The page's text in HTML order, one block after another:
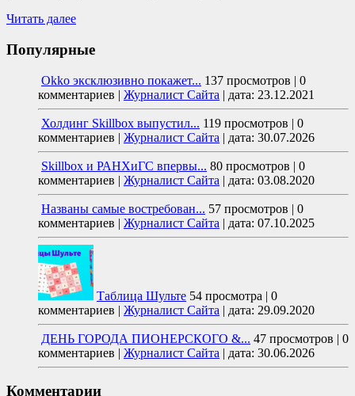
Читать далее
Популярные
Okko эксклюзивно покажет... 137 просмотров | 0
комментариев | Журналист Сайта | дата: 23.12.2021
Холдинг Skillbox выпустил... 119 просмотров | 0
комментариев | Журналист Сайта | дата: 30.07.2026
Skillbox и РАНХиГС впервы... 80 просмотров | 0
комментариев | Журналист Сайта | дата: 03.08.2020
Названы самые востребован... 57 просмотров | 0
комментариев | Журналист Сайта | дата: 07.10.2025
Таблица Шульте 54 просмотра | 0
комментариев | Журналист Сайта | дата: 29.09.2020
ДЕНЬ ГОРОДА ПИОНЕРСКОГО &... 47 просмотров | 0
комментариев | Журналист Сайта | дата: 30.06.2026
Комментарии